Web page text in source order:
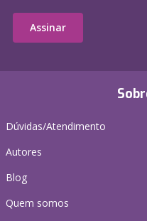
Dúvidas/Atendimento
Autores
Blog
Quem somos
Assinar